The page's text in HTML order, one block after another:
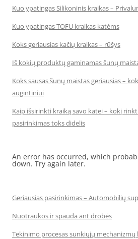
Kuo ypatingas Silikoninis kraikas –
Kuo ypatingas TOFU kraikas katėms
Koks geriausias kačių kraikas – rūšys
Iš kokių produktų gaminamas šunų
Koks sausas šunų maistas geriausias –
augintiniui
Kaip išsirinkti kraiką savo katei – kokį
pasirinkimas toks didelis
An error has occurred, which
down. Try again later.
Geriausias pasirinkimas – Automobilių
Nuotraukos ir spauda ant drobės
Tekinimo procesas sunkiųjų